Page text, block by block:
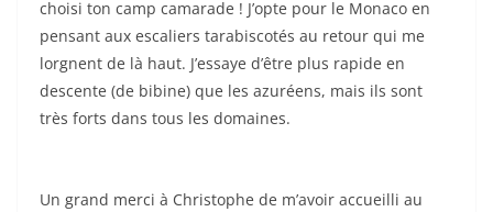
choisi ton camp camarade ! J’opte pour le Monaco en
pensant aux escaliers tarabiscotés au retour qui me
lorgnent de là haut. J’essaye d’être plus rapide en
descente (de bibine) que les azuréens, mais ils sont
très forts dans tous les domaines.
Un grand merci à Christophe de m’avoir accueilli au